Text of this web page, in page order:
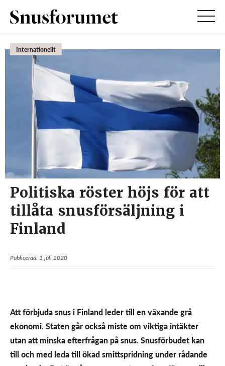
Internationellt
Politiska röster höjs för att
tillåta snusförsäljning i
Finland
Publicerad: 1 juli 2020
Att förbjuda snus i Finland leder till en växande grå
ekonomi. Staten går också miste om viktiga intäkter
utan att minska efterfrågan på snus. Snusförbudet kan
till och med leda till ökad smittspridning under rådande